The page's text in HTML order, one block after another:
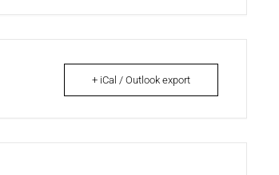
+ iCal / Outlook export